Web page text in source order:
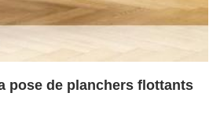
pose de planchers flottants